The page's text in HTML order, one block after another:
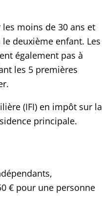
moins de 30 ans et
deuxième enfant. Les
également pas à
les 5 premières
(IFI) en impôt sur la
principale.
€ pour une personne